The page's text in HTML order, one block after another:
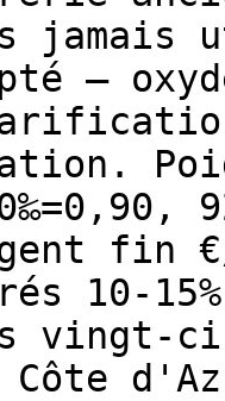
jamais
—
fin
10-
vingt-
Côte